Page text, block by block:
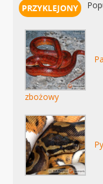
zbożowy